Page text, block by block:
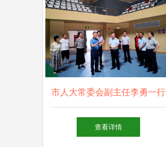
市人大常委会副主任李勇一行
调研文体旅产业工作 文化场
查看详情